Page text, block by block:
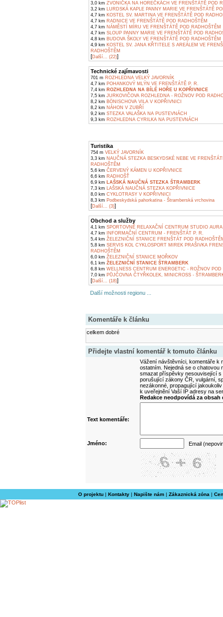
3,0 km ZVONIČKA NA HOREČKÁCH VE FRENŠTÁTĚ POD
3,2 km LURDSKÁ KAPLE PANNY MARIE VE FRENŠTÁTĚ
4,7 km KOSTEL SV. MARTINA VE FRENŠTÁTĚ POD
4,7 km RADNICE VE FRENŠTÁTĚ POD RADHOŠTĚM
4,7 km NÁMĚSTÍ MÍRU VE FRENŠTÁTĚ POD RADHOŠTĚM
4,7 km SLOUP PANNY MARIE VE FRENŠTÁTĚ POD
4,8 km BUDOVA ŠKOLY VE FRENŠTÁTĚ POD RADHOŠTĚM
4,9 km KOSTEL SV. JANA KŘTITELE S AREÁLEM VE
RADHOŠTĚM
[Další... (22)]
Technické zajímavosti
701 m ROZHLEDNA VELKÝ JAVORNÍK
4,7 km POHANKOVÝ MLÝN VE FRENŠTÁTĚ P. R.
7,4 km ROZHLEDNA NA BÍLÉ HOŘE U KOPŘIVNICE
7,5 km JURKOVIČOVA ROZHLEDNA - ROŽNOV POD
8,2 km BÖNISCHOVA VILA V KOPŘIVNICI
8,2 km NÁHON V ZUBŘÍ
9,2 km STEZKA VALAŠKA NA PUSTEVNÁCH
9,3 km ROZHLEDNA CYRILKA NA PUSTEVNÁCH
Turistika
754 m VELKÝ JAVORNÍK
3,3 km NAUČNÁ STEZKA BESKYDSKÉ NEBE VE
RADHOŠTĚM
5,6 km ČERVENÝ KÁMEN U KOPŘIVNICE
6,6 km RADHOŠŤ
6,9 km LAŠSKÁ NAUČNÁ STEZKA ŠTRAMBERK
7,3 km LAŠSKÁ NAUČNÁ STEZKA KOPŘIVNICE
8,0 km CYKLOTRASY V KOPŘIVNICI
8,3 km Podbeskydská pahorkatina - Štramberská vrchovina
[Další... (3)]
Obchod a služby
4,1 km SPORTOVNĚ RELAXAČNÍ CENTRUM STUDIO
4,7 km INFORMAČNÍ CENTRUM - FRENŠTÁT P. R.
5,4 km ŽELEZNIČNÍ STANICE FRENŠTÁT POD
5,8 km SERVIS KOL CYKLOSPORT MIREK PRAŠIVKA
RADHOŠTĚM
6,0 km ŽELEZNIČNÍ STANICE MOŘKOV
6,1 km ŽELEZNIČNÍ STANICE ŠTRAMBERK
6,8 km WELLNESS CENTRUM ENERGETIC - ROŽNOV POD
7,0 km PŮJČOVNA ČTYŘKOLEK, MINICROSS -
[Další... (18)]
Další možnosti regionu ...
Komentáře k článku
celkem dobré
Přidejte vlastní komentář k tomuto článku
Vážení návštěvníci, komentáře k
ostatním. Nejedná se o
smazat příspěvky nesouvisející
porušující zákony ČR, vulgární,
nezákonné, propagující
k uveřejnění Vaší IP adresy na
Redakce neodpovídá za
Text komentáře:
Jméno: Email
O projektu| Kontakty| Napište nám| Zákaznická zóna |